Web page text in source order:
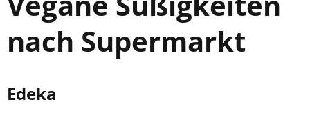
nach Supermarkt
Edeka